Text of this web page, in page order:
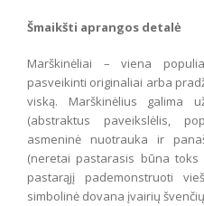
Šmaikšti aprangos detalė
Marškinėliai – viena
pasveikinti originaliai arba
viską. Marškinėlius galima
(abstraktus paveikslėlis,
asmeninė nuotrauka ir
(neretai pastarasis būna
pastarąjį pademonstruoti
simbolinė dovana įvairių